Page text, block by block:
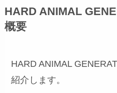
HARD ANIMAL
概要
HARD ANIMAL
紹介します。